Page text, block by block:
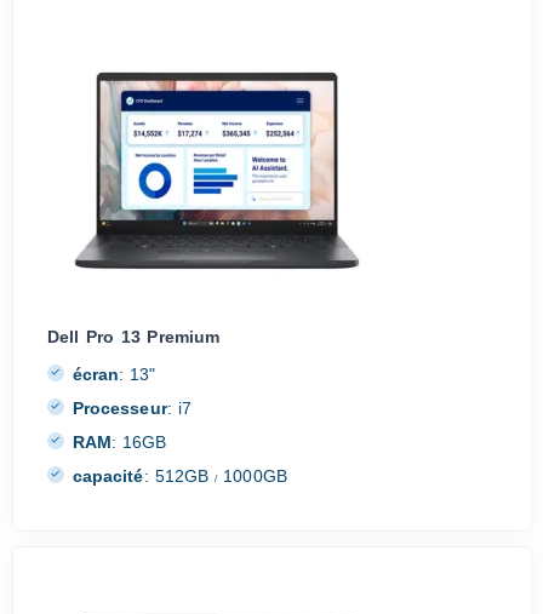
Dell Pro 13 Premium
écran: 13"
Processeur: i7
RAM: 16GB
capacité: 512GB/ 1000GB